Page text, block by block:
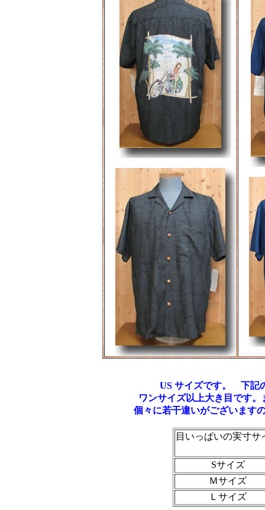
US サイズです。 下記
ワンサイズ以上大き目です
個々に若干違いがございます
目いっぱいの実寸サ
Sサイズ
Ｍサイズ
Ｌサイズ